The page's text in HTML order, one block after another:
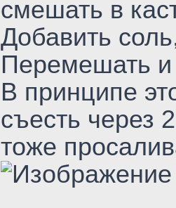
смешать в
Добавить
Перемешать и
В принципе
съесть через
тоже